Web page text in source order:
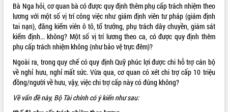
THÔNG TIN CHỈ ĐẠO ĐIỀU HÀNH
HỆ THỐNG VĂN BẢN
VĂN BẢN HĐND TỈNH
ĐIỂM TIN VĂN BẢN
QUY HOẠCH - KẾ HOẠCH
Bà Nga hỏi, cơ quan bà có được quy định thêm phụ cấp trách nhiệm theo
lương với một số vị trí công việc như giám định viên tư pháp (giám định
tai nạn), đăng kiểm viên ô tô, tổ trưởng, phụ trách dây chuyền, giám sát
kiểm định... không? Một số vị trí lương theo ca, có được quy định thêm
phụ cấp trách nhiệm không (như bảo vệ trực đêm)?
Ngoài ra, trong quy chế có quy định Quỹ phúc lợi được chi hỗ trợ cán bộ
về nghỉ hưu, nghỉ mất sức. Vừa qua, cơ quan có xét chi trợ cấp 10 triệu
đồng/người về hưu, vậy, việc chi trợ cấp này có đúng không?
Về vấn đề này, Bộ Tài chính có ý kiến như sau: